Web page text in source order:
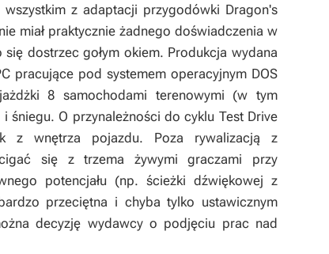
z adaptacji przygodówki Dragon's
miał praktycznie żadnego doświadczenia w
dostrzec gołym okiem. Produkcja wydana
pracujące pod systemem operacyjnym DOS
8 samochodami terenowymi (w tym
śniegu. O przynależności do cyklu Test Drive
z wnętrza pojazdu. Poza rywalizacją z
się z trzema żywymi graczami przy
potencjału (np. ścieżki dźwiękowej z
przeciętna i chyba tylko ustawicznym
decyzję wydawcy o podjęciu prac nad